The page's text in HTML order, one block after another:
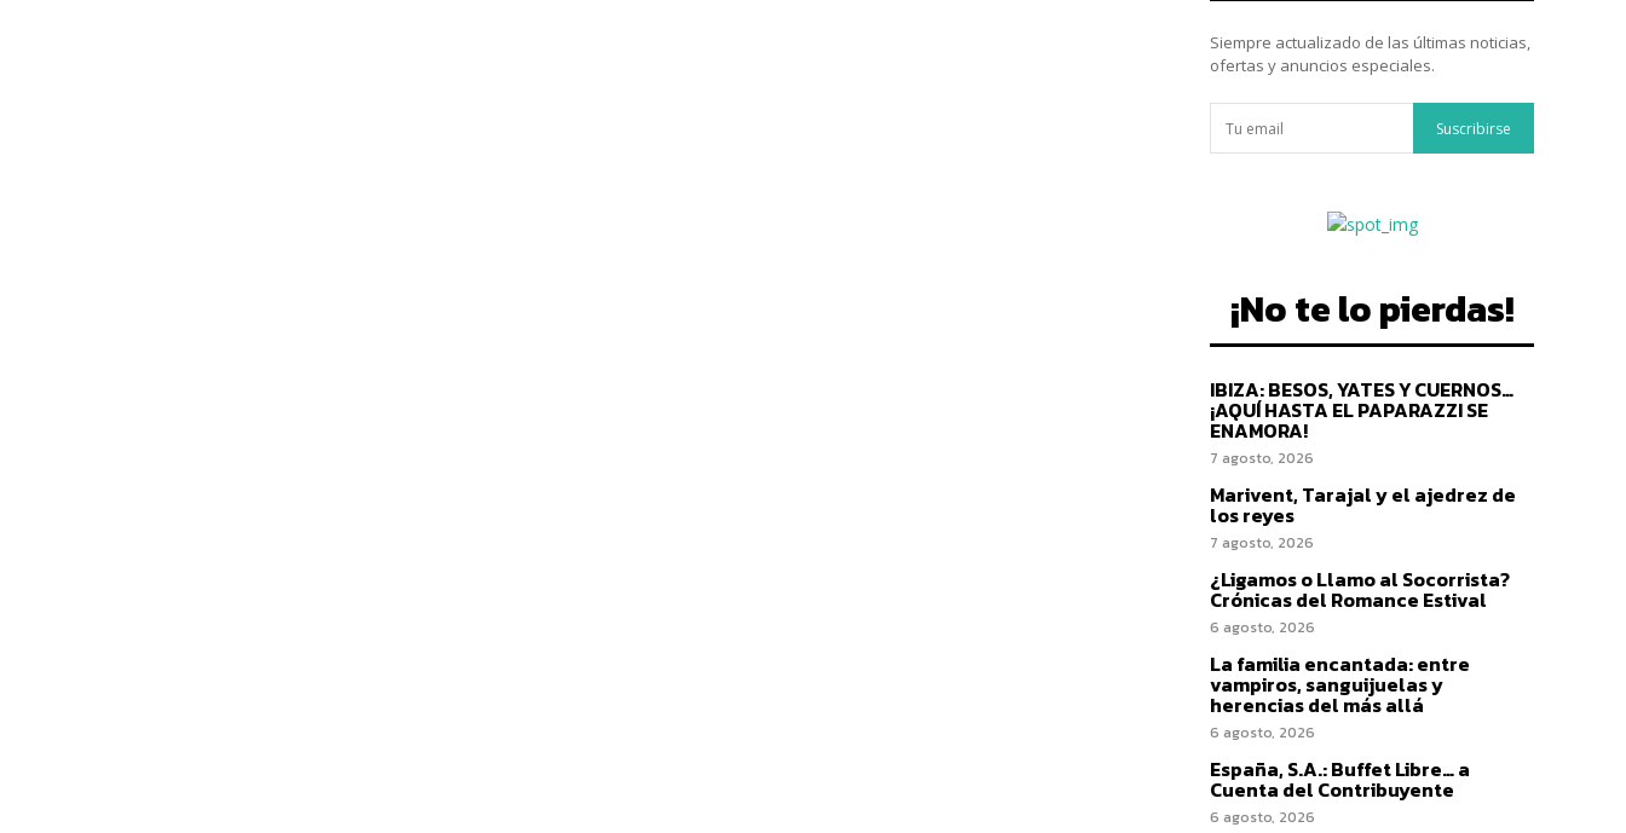
Siempre actualizado de las últimas noticias,
ofertas y anuncios especiales.
Suscribirse
¡No te lo pierdas!
IBIZA: BESOS, YATES Y CUERNOS…
¡AQUÍ HASTA EL PAPARAZZI SE
ENAMORA!
7 agosto, 2026
Marivent, Tarajal y el ajedrez de
los reyes
7 agosto, 2026
¿Ligamos o Llamo al Socorrista?
Crónicas del Romance Estival
6 agosto, 2026
La familia encantada: entre
vampiros, sanguijuelas y
herencias del más allá
6 agosto, 2026
España, S.A.: Buffet Libre… a
Cuenta del Contribuyente
6 agosto, 2026